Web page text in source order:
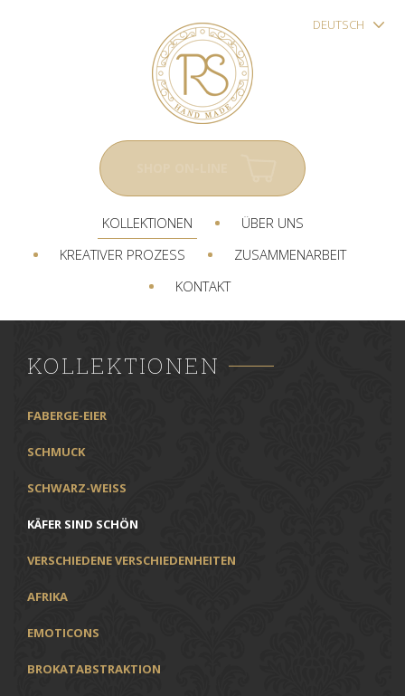
DEUTSCH
KOLLEKTIONEN
ÜBER UNS
KREATIVER PROZESS
ZUSAMMENARBEIT
KONTAKT
KOLLEKTIONEN
FABERGE-EIER
SCHMUCK
SCHWARZ-WEISS
KÄFER SIND SCHÖN
VERSCHIEDENE VERSCHIEDENHEITEN
AFRIKA
EMOTICONS
BROKATABSTRAKTION